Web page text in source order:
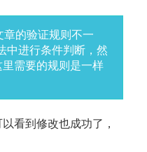
章的验证规则不一
中进行条件判断，然
需要的规则是一样
看到修改也成功了，